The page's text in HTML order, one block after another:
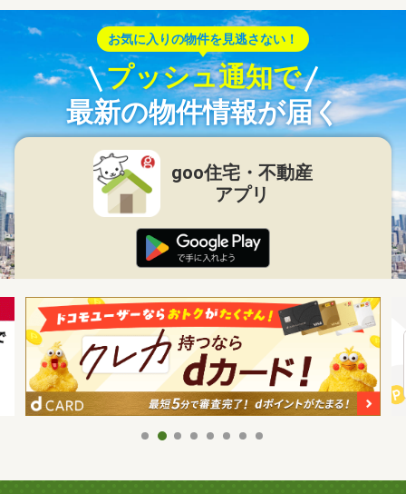
お気に入りの物件を見逃さない！
プッシュ通知で
最新の物件情報が届く
goo住宅・不動産
アプリ